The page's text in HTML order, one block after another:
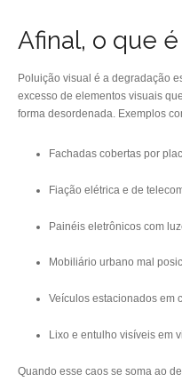
Afinal, o que
Poluição visual é a degradação
excesso de elementos visuais
forma desordenada. Exemplos
Fachadas cobertas por
Fiação elétrica e de
Painéis eletrônicos com
Mobiliário urbano mal
Veículos estacionados em
Lixo e entulho visíveis em
Quando esse caos se soma ao